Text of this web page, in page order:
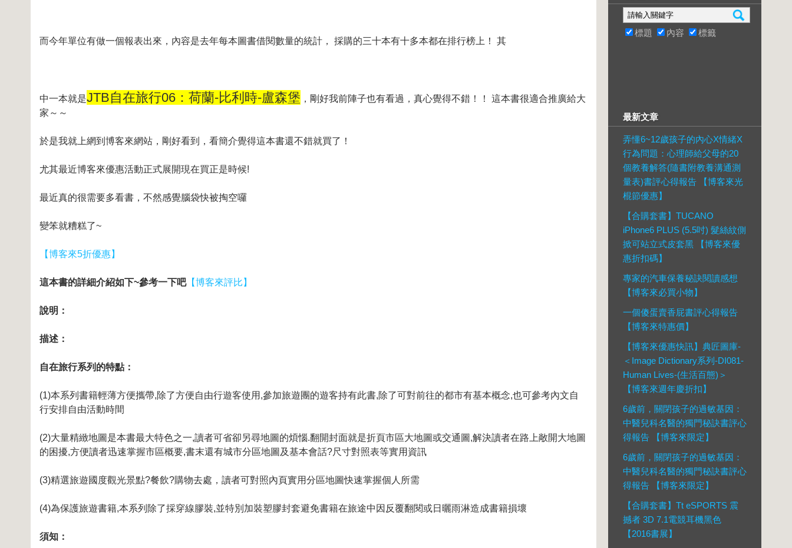
而今年單位有做一個報表出來，內容是去年每本圖書借閱數量的統計， 採購的三十本有十多本都在排行榜上！ 其
中一本就是JTB自在旅行06：荷蘭-比利時-盧森堡 ，剛好我前陣子也有看過，真心覺得不錯！！ 這本書很適合推廣給大
家～～
於是我就上網到博客來網站，剛好看到，看簡介覺得這本書還不錯就買了！
尤其最近博客來優惠活動正式展開現在買正是時候!
最近真的很需要多看書，不然感覺腦袋快被掏空囉
變笨就糟糕了~
【博客來5折優惠】
這本書的詳細介紹如下~參考一下吧【博客來評比】
說明：
描述：
自在旅行系列的特點：
(1)本系列書籍輕薄方便攜帶,除了方便自由行遊客使用,參加旅遊團的遊客持有此書,除了可對前往的都市有基本概念,也可參考內文自
行安排自由活動時間
(2)大量精緻地圖是本書最大特色之一,讀者可省卻另尋地圖的煩惱.翻開封面就是折頁市區大地圖或交通圖,解決讀者在路上敞開大地圖
的困擾,方便讀者迅速掌握市區概要,書末還有城市分區地圖及基本會話?尺寸對照表等實用資訊
(3)精選旅遊國度觀光景點?餐飲?購物去處，讀者可對照內頁實用分區地圖快速掌握個人所需
(4)為保護旅遊書籍,本系列除了採穿線膠裝,並特別加裝塑膠封套避免書籍在旅途中因反覆翻閱或日曬雨淋造成書籍損壞
須知：
標題 內容 標籤
最新文章
弄懂6~12歲孩子的內心X情緒X
行為問題：心理師給父母的20
個教養解答(隨書附教養溝通測
量表)書評心得報告 【博客來光
棍節優惠】
【合購套書】TUCANO
iPhone6 PLUS (5.5吋) 髮絲紋側
掀可站立式皮套黑 【博客來優
惠折扣碼】
專家的汽車保養秘訣閱讀感想
【博客來必買小物】
一個傻蛋賣香屁書評心得報告
【博客來特惠價】
【博客來優惠快訊】典匠圖庫-
＜Image Dictionary系列-DI081-
Human Lives-(生活百態)＞
【博客來週年慶折扣】
6歲前，關閉孩子的過敏基因：
中醫兒科名醫的獨門秘訣書評心
得報告 【博客來限定】
6歲前，關閉孩子的過敏基因：
中醫兒科名醫的獨門秘訣書評心
得報告 【博客來限定】
【合購套書】Tt eSPORTS 震
撼者 3D 7.1電競耳機黑色
【2016書展】